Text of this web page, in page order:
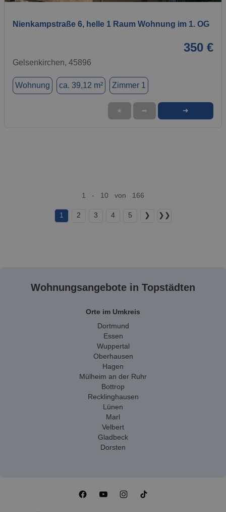
Nienkampstraße 6, helle 1 Raum Wohnung im 1. OG
350 €
Gelsenkirchen, 45896
Wohnung ca. 39,12 m² Zimmer 1
★ ➦ ➜
1 - 10 von 166
1 2 3 4 5 ❯ ❯❯
Wohnungsangebote in Topstädten
Orte im Umkreis
Dortmund
Essen
Wuppertal
Oberhausen
Hagen
Mülheim an der Ruhr
Bottrop
Recklinghausen
Lünen
Marl
Velbert
Gladbeck
Dorsten